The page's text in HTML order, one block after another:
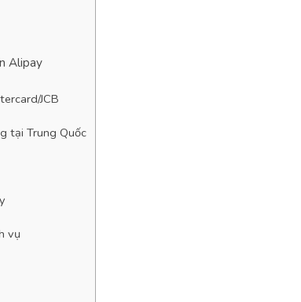
Alipay
JCB
tại Trung Quốc
vụ